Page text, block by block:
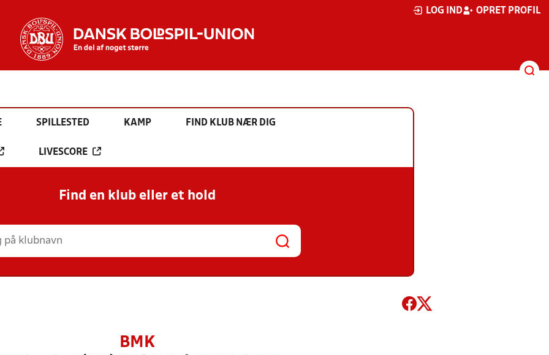
LOG IND OPRET PROFIL
SPILLESTED KAMP FIND KLUB NÆR DIG
LIVESCORE
Find en klub eller et hold
BMK